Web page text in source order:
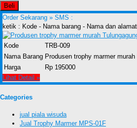
Beli
Order Sekarang » SMS :
ketik : Kode - Nama barang - Nama dan
Kode
TRB-009
Nama Barang Produsen trophy marmer
Harga
Rp 195000
Lihat Detail »
Categories
jual piala wisuda
Jual Trophy Marmer MPS-01F